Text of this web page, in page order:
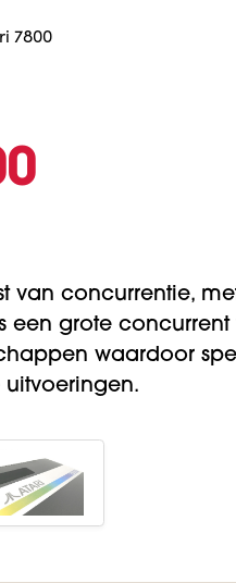
7800
van concurrentie,
een grote
waardoor